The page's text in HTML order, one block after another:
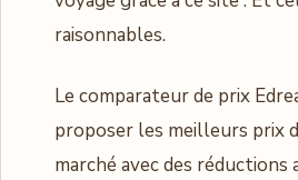
raisonnables.
Le comparateur de prix
proposer les meilleurs prix
marché avec des